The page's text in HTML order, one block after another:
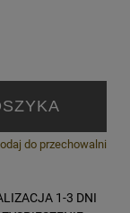
do przechowalni
1-3 DNI